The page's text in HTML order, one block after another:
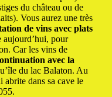
du château ou de
Vous aurez une très
de vins avec plats
aujourd’hui, pour
Car les vins de
avec la
du lac Balaton. Au
abrite dans sa cave le